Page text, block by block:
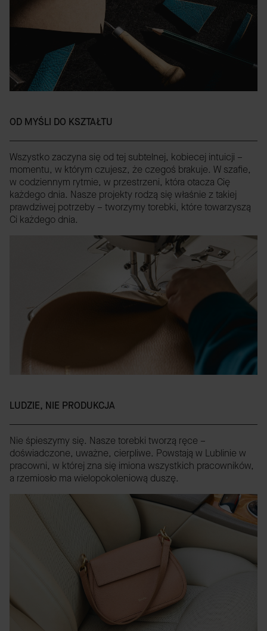
OD MYŚLI DO KSZTAŁTU
Wszystko zaczyna się od tej subtelnej, kobiecej intuicji –
momentu, w którym czujesz, że czegoś brakuje. W szafie,
w codziennym rytmie, w przestrzeni, która otacza Cię
każdego dnia. Nasze projekty rodzą się właśnie z takiej
prawdziwej potrzeby – tworzymy torebki, które towarzyszą
Ci każdego dnia.
LUDZIE, NIE PRODUKCJA
Nie śpieszymy się. Nasze torebki tworzą ręce –
doświadczone, uważne, cierpliwe. Powstają w Lublinie w
pracowni, w której zna się imiona wszystkich pracowników,
a rzemiosło ma wielopokoleniową duszę.